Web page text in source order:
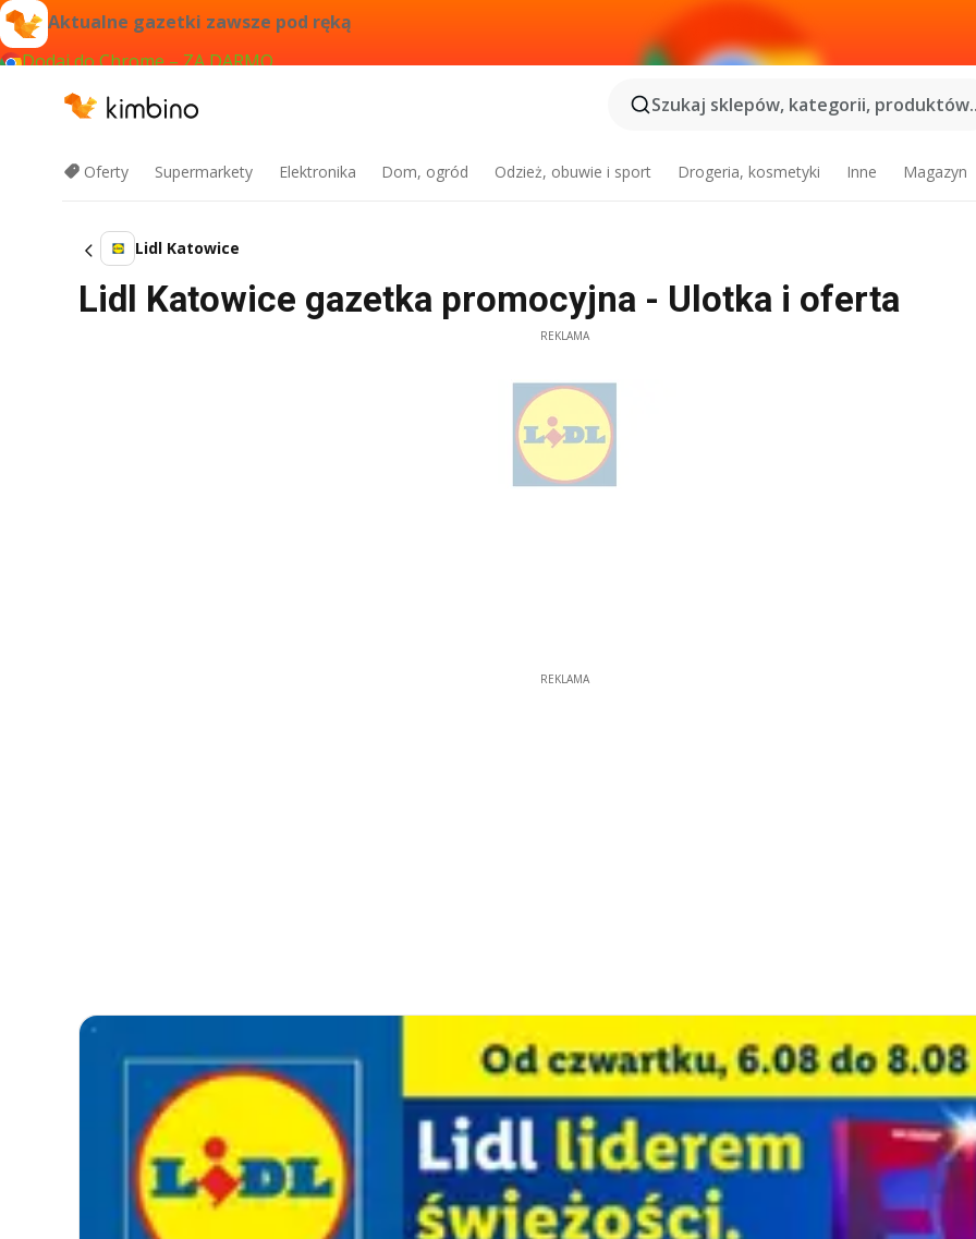
Aktualne gazetki zawsze pod ręką
Dodaj do Chrome – ZA DARMO
Szukaj sklepów, kategorii,
Oferty Supermarkety Elektronika Dom, ogród Odzież, obuwie i sport Drogeria, kosmetyki Inne Magazyn
Lidl Katowice
Lidl Katowice gazetka promocyjna - Ulotka i oferta
REKLAMA
REKLAMA